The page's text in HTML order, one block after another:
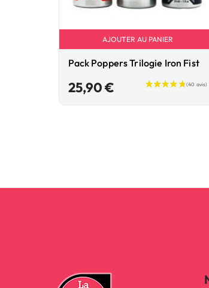
AJOUTER AU PANIER
Pack Poppers Trilogie Iron Fist
25,90 €